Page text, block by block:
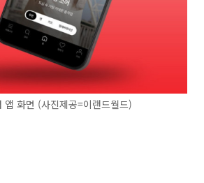
화면 (사진제공=이랜드월드)